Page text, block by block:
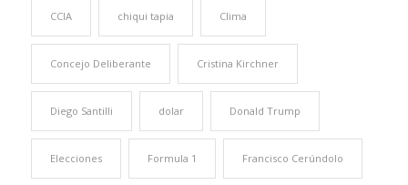
CCIA chiqui tapia Clima
Concejo Deliberante Cristina Kirchner
Diego Santilli dolar Donald Trump
Elecciones Formula 1 Francisco Cerúndolo